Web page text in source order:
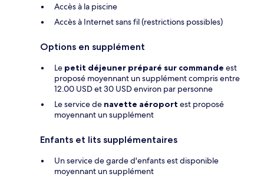
Accès à la piscine
Accès à Internet sans fil (restrictions possibles)
Options en supplément
Le petit déjeuner préparé sur commande est
proposé moyennant un supplément compris entre
12.00 USD et 30 USD environ par personne
Le service de navette aéroport est proposé
moyennant un supplément
Enfants et lits supplémentaires
Un service de garde d'enfants est disponible
moyennant un supplément